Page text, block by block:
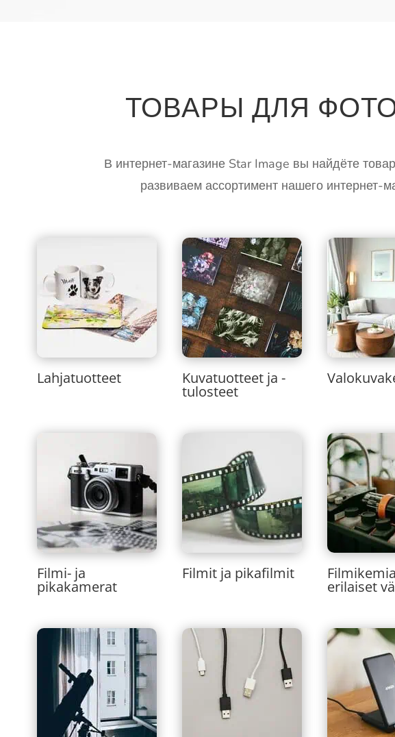
ТОВАРЫ ДЛЯ
В интернет-магазине Star Image вы найдёте
развиваем ассортимент нашего интернет-
Lahjatuotteet Kuvatuotteet ja -
tulosteet
Filmi- ja
pikakamerat
Filmit ja pikafilmit
erilaiset